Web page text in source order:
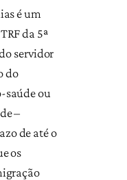
é um
da 5ª
servidor
do
ou
–
de até o
os